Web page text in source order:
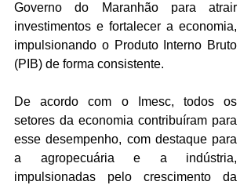
Governo do Maranhão para atrair
investimentos e fortalecer a economia,
impulsionando o Produto Interno Bruto
(PIB) de forma consistente.
De acordo com o Imesc, todos os
setores da economia contribuíram para
esse desempenho, com destaque para
a agropecuária e a indústria,
impulsionadas pelo crescimento da